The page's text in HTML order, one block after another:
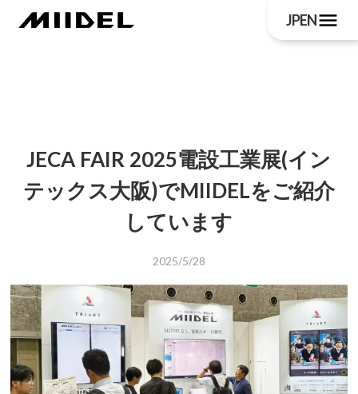
JECA FAIR 2025電設工業展(イン
テックス大阪)でMIIDELをご紹介
しています
2025/5/28
JPENmenu